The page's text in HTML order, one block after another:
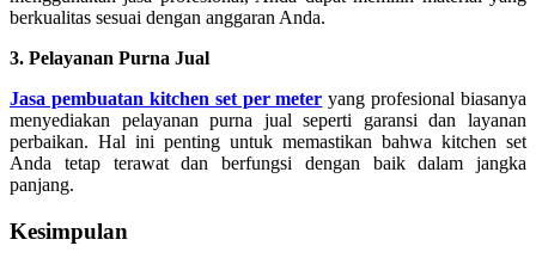
berkualitas sesuai dengan anggaran Anda.
3. Pelayanan Purna Jual
Jasa pembuatan kitchen set per meter yang profesional biasanya
menyediakan pelayanan purna jual seperti garansi dan layanan
perbaikan. Hal ini penting untuk memastikan bahwa kitchen set
Anda tetap terawat dan berfungsi dengan baik dalam jangka
panjang.
Kesimpulan